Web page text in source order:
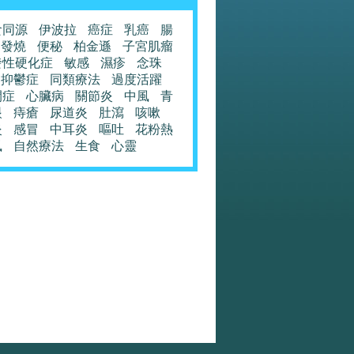
源 伊波拉 癌症 乳癌
腸
發燒
便秘 柏金遜
子宮肌瘤
硬化症
敏感 濕疹
念珠
抑鬱症
同類療法
過度活躍
心臟病 關節炎 中風
青
痔瘡 尿道炎 肚瀉
咳嗽
感冒 中耳炎 嘔吐
花粉熱
自然療法 生食 心靈